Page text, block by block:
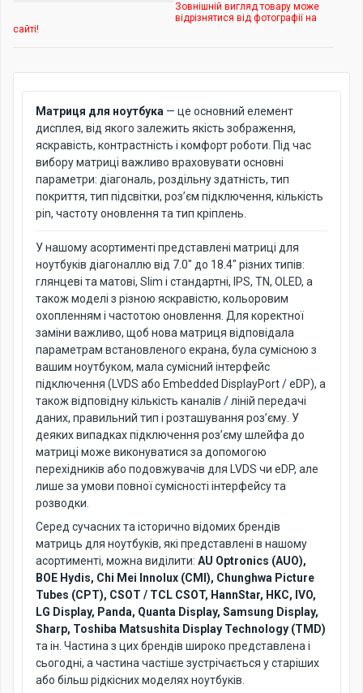
Зовнішній вигляд товару може
відрізнятися від фотографії на
сайті!
Матриця для ноутбука — це основний елемент
дисплея, від якого залежить якість зображення,
яскравість, контрастність і комфорт роботи. Під час
вибору матриці важливо враховувати основні
параметри: діагональ, роздільну здатність, тип
покриття, тип підсвітки, роз’єм підключення, кількість
pin, частоту оновлення та тип кріплень.
У нашому асортименті представлені матриці для
ноутбуків діагоналлю від 7.0" до 18.4" різних типів:
глянцеві та матові, Slim і стандартні, IPS, TN, OLED, а
також моделі з різною яскравістю, кольоровим
охопленням і частотою оновлення. Для коректної
заміни важливо, щоб нова матриця відповідала
параметрам встановленого екрана, була сумісною з
вашим ноутбуком, мала сумісний інтерфейс
підключення (LVDS або Embedded DisplayPort / eDP), а
також відповідну кількість каналів / ліній передачі
даних, правильний тип і розташування роз’єму. У
деяких випадках підключення роз’єму шлейфа до
матриці може виконуватися за допомогою
перехідників або подовжувачів для LVDS чи eDP, але
лише за умови повної сумісності інтерфейсу та
розводки.
Серед сучасних та історично відомих брендів
матриць для ноутбуків, які представлені в нашому
асортименті, можна виділити: AU Optronics (AUO),
BOE Hydis, Chi Mei Innolux (CMI), Chunghwa Picture
Tubes (CPT), CSOT / TCL CSOT, HannStar, HKC, IVO,
LG Display, Panda, Quanta Display, Samsung Display,
Sharp, Toshiba Matsushita Display Technology (TMD)
та ін. Частина з цих брендів широко представлена і
сьогодні, а частина частіше зустрічається у старіших
або більш рідкісних моделях ноутбуків.